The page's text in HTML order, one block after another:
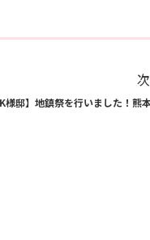
K様邸】地鎮祭を行いました！熊